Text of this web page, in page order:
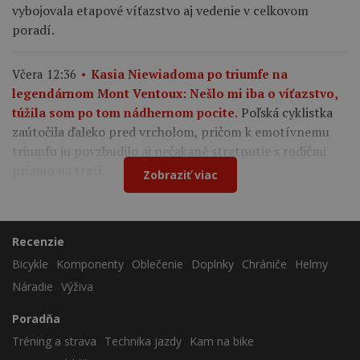
vybojovala etapové víťazstvo aj vedenie v celkovom
poradí.
Včera 12:36
Kasia Niewiadoma po triumfe na
legendárnom Mont Ventoux: Nešlo mi iba o víťazstvo,
túžila som po tom nádhernom pocite. Poľská cyklistka
zaútočila ďaleko pred vrcholom, pričom k emotívnemu
triumfu ju povzbudilo aj nečakané stretnutie s rodičmi
Zobraziť viac
Recenzie
Bicykle
Komponenty Oblečenie Doplnky Chrániče
Helmy
Náradie Výživa
Poradňa
Tréning a strava
Technika jazdy
Kam na bike